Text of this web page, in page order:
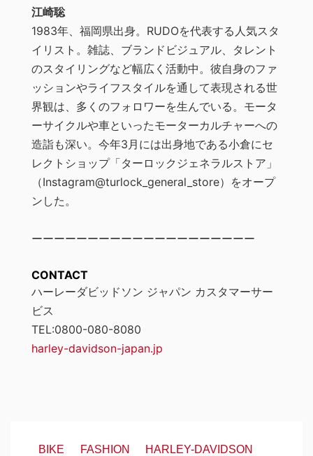
江崎聡
1983年、福岡県出身。RUDOを代表する人気スタ
イリスト。雑誌、ブランドビジュアル、タレント
のスタイリングなど幅広く活動中。彼自身のファ
ッションやライフスタイルを通して表現される世
界観は、多くのフォロワーを生んでいる。モータ
ーサイクルや車といったモーターカルチャーへの
造詣も深い。今年3月には出身地である小倉にセ
レクトショップ「ターロックジェネラルストア」
（Instagram@turlock_general_store）をオープ
ンした。
ーーーーーーーーーーーーーーーーーーーー
CONTACT
ハーレーダビッドソン ジャパン カスタマーサー
ビス
TEL:0800-080-8080
harley-davidson-japan.jp
BIKE FASHION HARLEY-DAVIDSON